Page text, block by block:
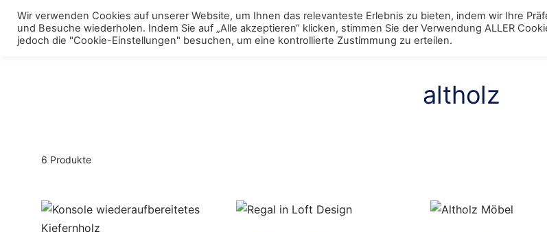
Skip
content
Menu Polstermöbel
Toggle
menu
Schränke
Toggle
menu
Tische
Toggle
menu
Stühle
ToggleRegale
altholz
6 Produkte
Wir verwenden Cookies auf unserer Website, um Ihnen das relevanteste Erlebnis zu bieten, indem wir Ihre
und Besuche wiederholen. Indem Sie auf „Alle akzeptieren“ klicken, stimmen Sie der Verwendung ALLER
jedoch die "Cookie-Einstellungen" besuchen, um eine kontrollierte Zustimmung zu erteilen.